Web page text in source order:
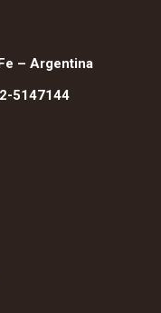
– Argentina
5147144